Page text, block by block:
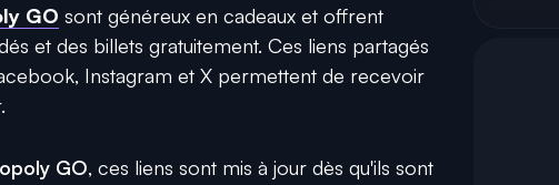
GO sont généreux en cadeaux et offrent
et des billets gratuitement. Ces liens partagés
Instagram et X permettent de recevoir
GO, ces liens sont mis à jour dès qu'ils sont